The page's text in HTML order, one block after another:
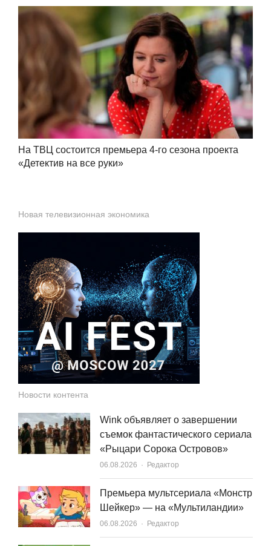
На ТВЦ состоится премьера 4-го сезона проекта
«Детектив на все руки»
Новая телевизионная экономика
Новости контента
Wink объявляет о завершении
съемок фантастического сериала
«Рыцари Сорока Островов»
06.08.2026 Author
Редактор
Премьера мультсериала «Монстр
Шейкер» — на «Мультиландии»
06.08.2026 Author
Редактор